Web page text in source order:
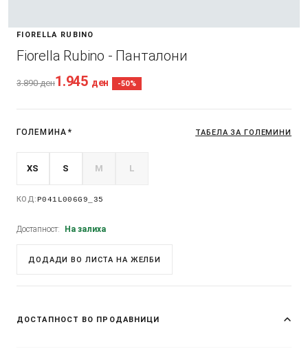
FIORELLA RUBINO
Fiorella Rubino - Панталони
3.890ден1.945 ден -50%
ГОЛЕМИНА * ТАБЕЛА ЗА ГОЛЕМИНИ
XS S M L
КОД: P041L006G9_35
Достапност: На залиха
ДОДАДИ ВО ЛИСТА НА ЖЕЛБИ
ДОСТАПНОСТ ВО ПРОДАВНИЦИ